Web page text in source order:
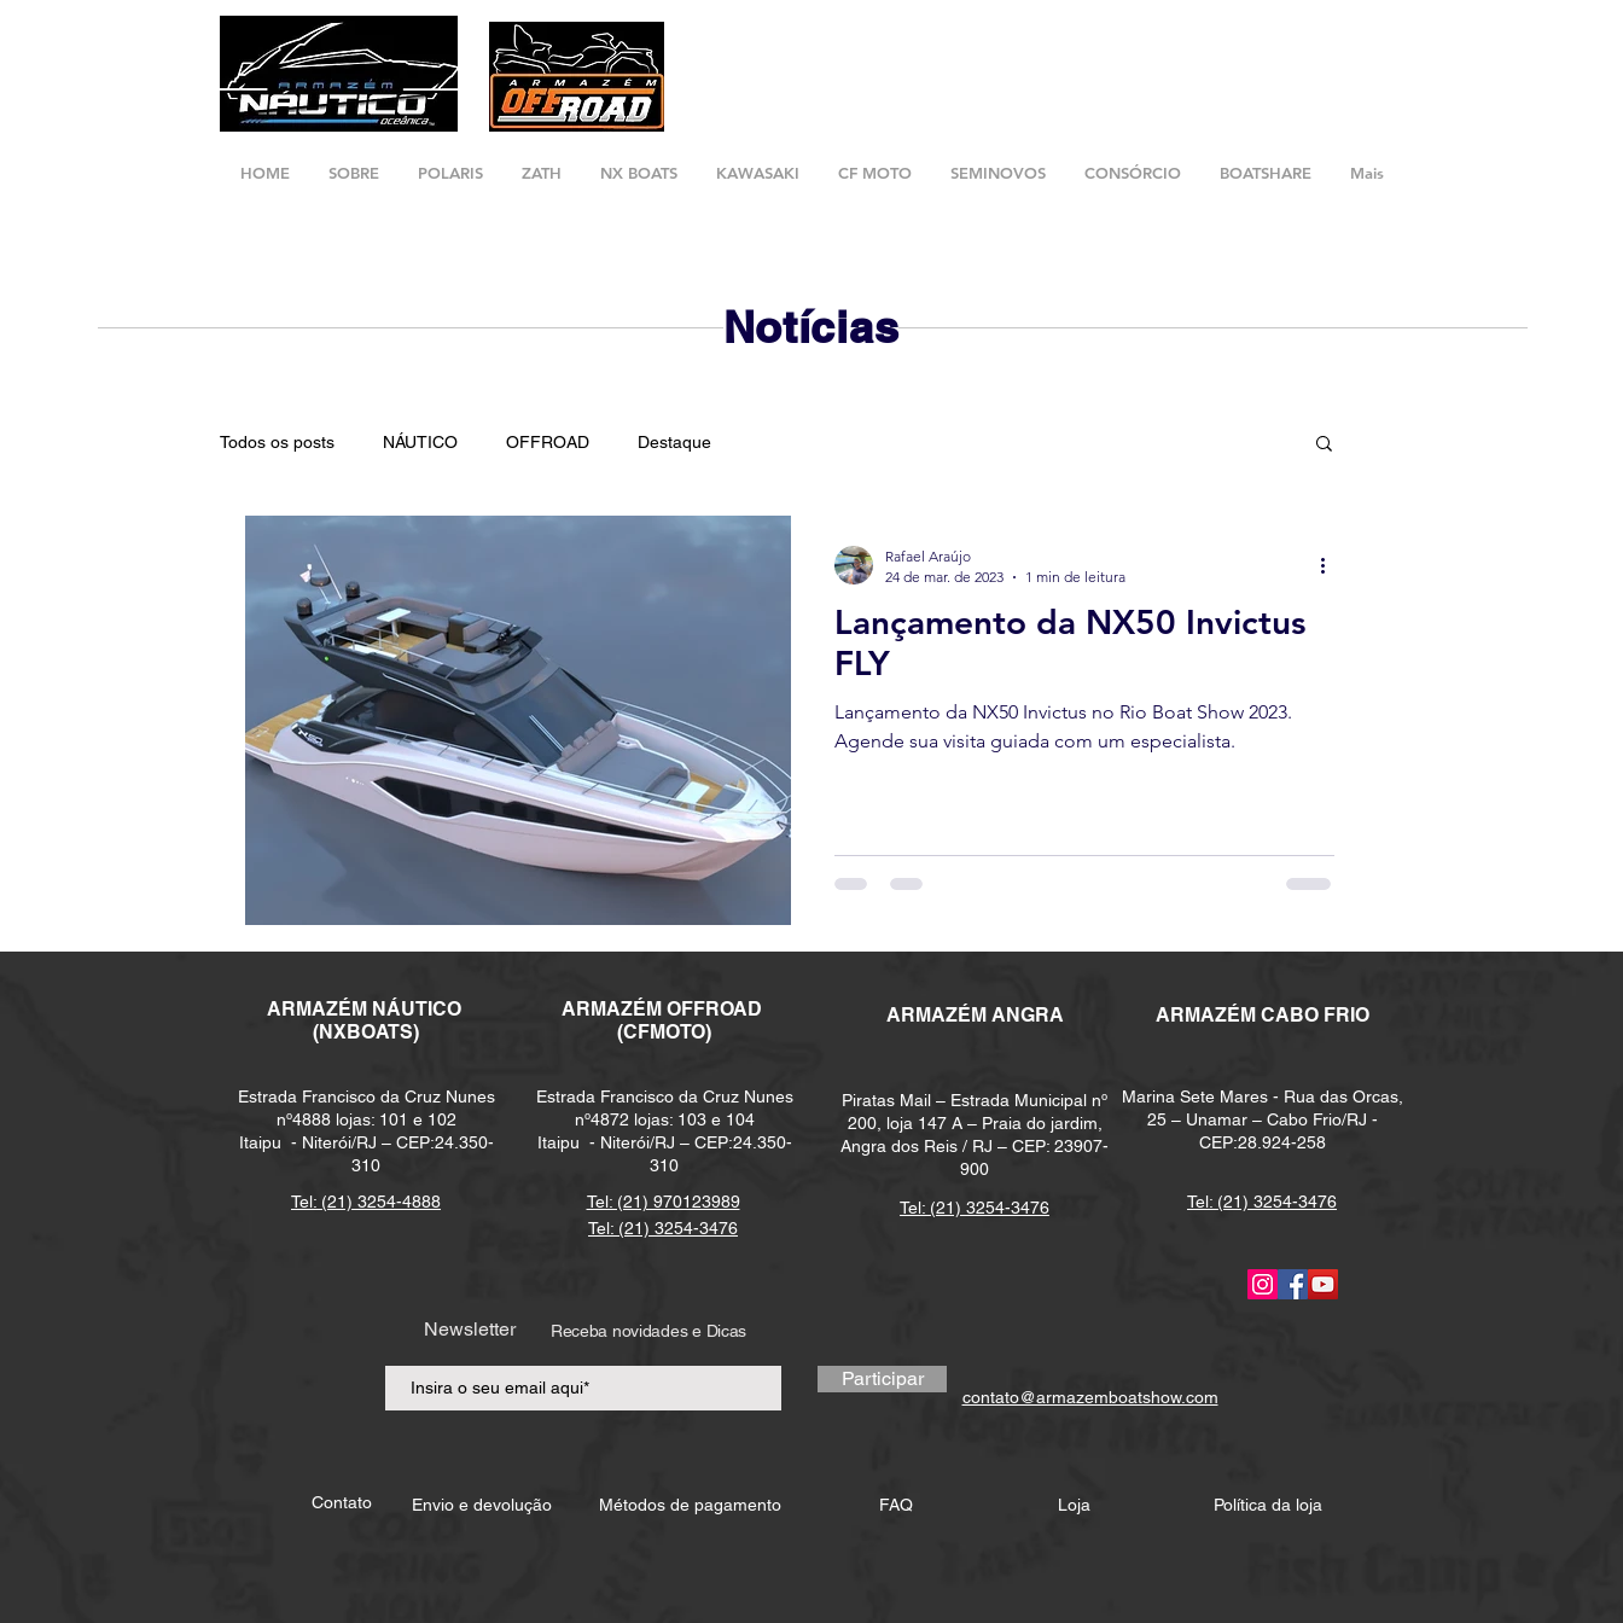
HOME SOBRE POLARIS ZATH NX BOATS KAWASAKI CF MOTO SEMINOVOS CONSÓRCIO BOATSHARE Mais
Notícias
Todos os posts NÁUTICO OFFROAD Destaque
Lançamento da NX50 Invictus
FLY
Lançamento da NX50 Invictus no Rio Boat Show 2023.
Agende sua visita guiada com um especialista.
Rafael Araújo
24 de mar. de 2023
1 min de leitura
ARMAZÉM NÁUTICO
(NXBOATS)
ARMAZÉM OFFROAD
(CFMOTO)
ARMAZÉM ANGRA ARMAZÉM CABO FRIO
Estrada Francisco da Cruz Nunes
nº4888 lojas: 101 e 102
Itaipu - Niterói/RJ – CEP:24.350-
310
Tel: (21) 3254-4888
Estrada Francisco da Cruz Nunes
nº4872 lojas: 103 e 104
Itaipu - Niterói/RJ – CEP:24.350-
310
Tel: (21) 970123989
Tel: (21) 3254-3476
Tel: (21) 3254-3476
Piratas Mail – Estrada Municipal nº
200, loja 147 A – Praia do jardim,
Angra dos Reis / RJ – CEP: 23907-
900
Marina Sete Mares - Rua das Orcas,
25 – Unamar – Cabo Frio/RJ -
CEP:28.924-258
Tel: (21) 3254-3476
Newsletter Receba novidades e Dicas
Participar
contato@armazemboatshow.com
Contato Envio e devolução Métodos de pagamento FAQ Loja Política da loja